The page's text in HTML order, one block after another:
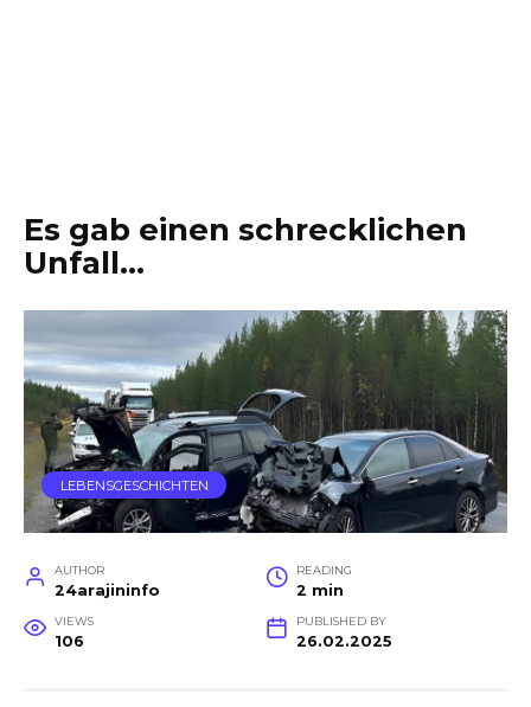
Es gab einen schrecklichen
Unfall…
LEBENSGESCHICHTEN
AUTHOR
24arajininfo
READING
2 min
VIEWS
106
PUBLISHED BY
26.02.2025